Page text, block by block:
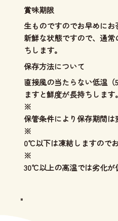
賞味期限
生ものですのでお早めにお
新鮮な状態ですので、通
ちします。
保存方法について
直接風の当たらない低温
ますと鮮度が長持ちします。
※
保管条件により保存期間は
※
0℃以下は凍結しますのでお
※
30℃以上の高温では劣化が
"